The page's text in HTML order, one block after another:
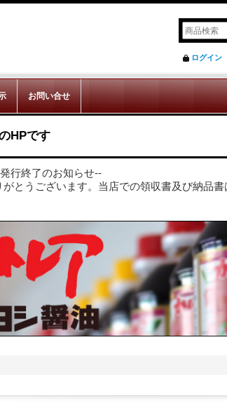
ログイン
お問い合せ
HPです
行終了のお知らせ--
とうございます。当店での領収書及び納品書